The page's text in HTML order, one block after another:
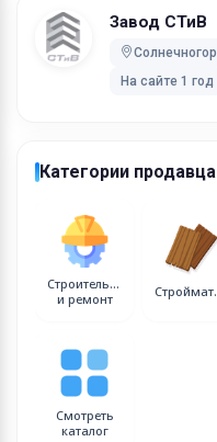
Завод СТиВ
На сайте 1 год
Категории продавца
Строительство
и ремонт
Смотреть
каталог